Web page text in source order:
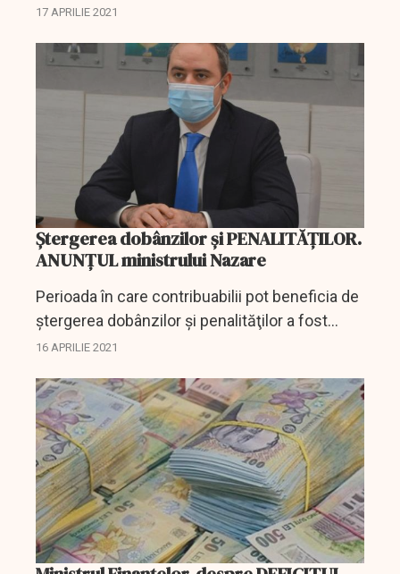
României pentru datoria pe termen lung şi
îmbunătăţit...
17 APRILIE 2021
Ștergerea dobânzilor și PENALITĂȚILOR.
ANUNȚUL ministrului Nazare
Perioada în care contribuabilii pot beneficia de
ştergerea dobânzilor şi penalităţilor a fost
prelungită cu 10 luni, până la 31 ianuarie 2022,
16 APRILIE 2021